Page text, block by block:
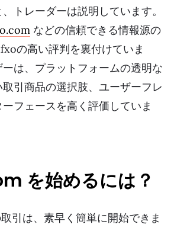
トレーダーは説明しています。
などの信頼できる情報源の
の高い評判を裏付けていま
は、プラットフォームの透明な
引商品の選択肢、ユーザーフレ
フェースを高く評価していま
を始めるには？
引は、素早く簡単に開始できま